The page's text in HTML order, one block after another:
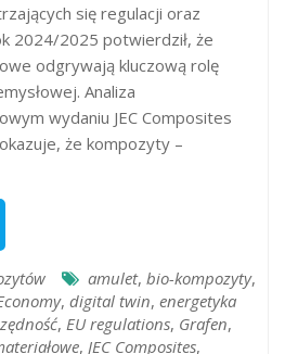
się regulacji oraz
2024/2025 potwierdził, że
odgrywają kluczową rolę
Analiza
wydaniu JEC Composites
że kompozyty –
amulet, bio-kompozyty,
, digital twin, energetyka
, EU regulations, Grafen,
, JEC Composites,